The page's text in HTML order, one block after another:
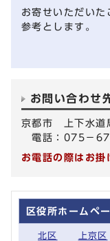
お寄せいただいた
参考とします。
お問い合わせ
京都市 上下水道
電話：075－
お電話の際はお掛
区役所ホームペ
北区 上京区